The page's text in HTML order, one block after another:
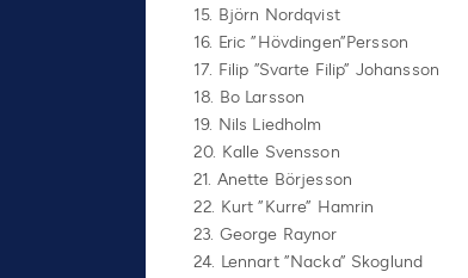
15. Björn Nordqvist
16. Eric ”Hövdingen”Persson
17. Filip ”Svarte Filip” Johansson
18. Bo Larsson
19. Nils Liedholm
20. Kalle Svensson
21. Anette Börjesson
22. Kurt ”Kurre” Hamrin
23. George Raynor
24. Lennart ”Nacka” Skoglund